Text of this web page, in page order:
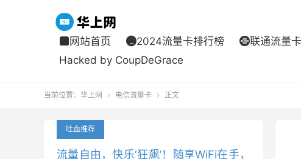
 网站首页 2024流量卡排行榜 联通流量卡
Hacked by CoupDeGrace
当前位置： 华上网  电信流量卡  正文
吐血推荐
流量自由，快乐‘狂飙’！随享WiFi在手，